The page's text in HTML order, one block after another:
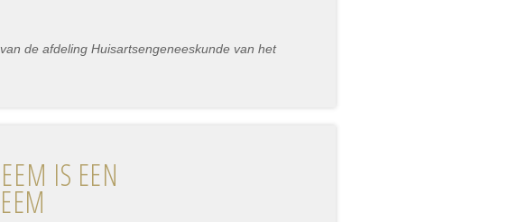
de afdeling Huisartsengeneeskunde van het
IS EEN